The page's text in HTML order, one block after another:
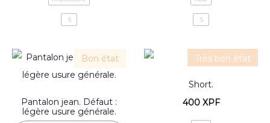
S S
Bon état
Pantalon jean. Défaut :
légère usure générale.
Très bon état
Short.
400 XPF